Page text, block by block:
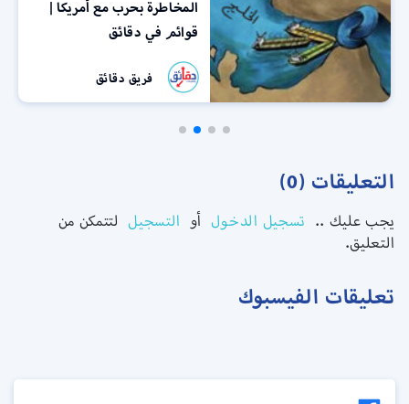
المخاطرة بحرب مع أمريكا |
قوائم في دقائق
فريق دقائق
التعليقات (0)
يجب عليك .. تسجيل الدخول أو التسجيل لتتمكن من
التعليق.
تعليقات الفيسبوك